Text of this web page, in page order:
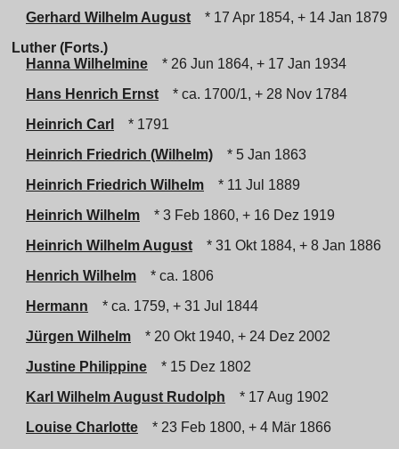
Gerhard Wilhelm August
* 17 Apr 1854, + 14 Jan 1879
Luther (Forts.)
Hanna Wilhelmine
* 26 Jun 1864, + 17 Jan 1934
Hans Henrich Ernst
* ca. 1700/1, + 28 Nov 1784
Heinrich Carl
* 1791
Heinrich Friedrich (Wilhelm)
* 5 Jan 1863
Heinrich Friedrich Wilhelm
* 11 Jul 1889
Heinrich Wilhelm
* 3 Feb 1860, + 16 Dez 1919
Heinrich Wilhelm August
* 31 Okt 1884, + 8 Jan 1886
Henrich Wilhelm
* ca. 1806
Hermann
* ca. 1759, + 31 Jul 1844
Jürgen Wilhelm
* 20 Okt 1940, + 24 Dez 2002
Justine Philippine
* 15 Dez 1802
Karl Wilhelm August Rudolph
* 17 Aug 1902
Louise Charlotte
* 23 Feb 1800, + 4 Mär 1866